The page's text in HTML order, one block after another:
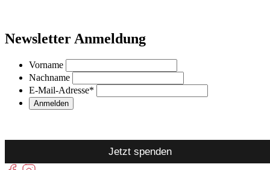
Newsletter Anmeldung
Vorname
Nachname
E-Mail-Adresse*
Jetzt spenden